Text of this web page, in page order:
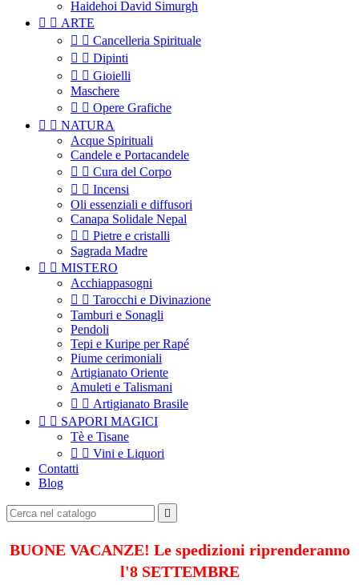
Haidehoi David Simurgh
  ARTE
  Cancelleria Spirituale
  Dipinti
  Gioielli
Maschere
  Opere Grafiche
  NATURA
Acque Spirituali
Candele e Portacandele
  Cura del Corpo
  Incensi
Oli essenziali e diffusori
Canapa Solidale Nepal
  Pietre e cristalli
Sagrada Madre
  MISTERO
Acchiappasogni
  Tarocchi e Divinazione
Tamburi e Sonagli
Pendoli
Tepi e Kuripe per Rapé
Piume cerimoniali
Artigianato Oriente
Amuleti e Talismani
  Artigianato Brasile
  SAPORI MAGICI
Tè e Tisane
  Vini e Liquori
Contatti
Blog

BUONE VACANZE! Le spedizioni riprenderanno
l'8 SETTEMBRE